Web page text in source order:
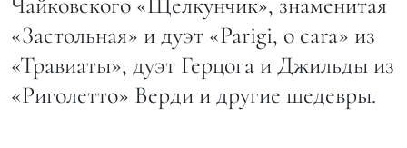
«Застольная» и дуэт «Parigi, o cara» из
«Травиаты», дуэт Герцога и Джильды из
«Риголетто» Верди и другие шедевры.